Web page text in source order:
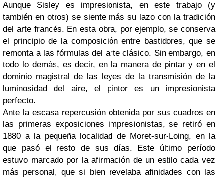
Aunque Sisley es impresionista, en este trabajo (y
también en otros) se siente más su lazo con la tradición
del arte francés. En esta obra, por ejemplo, se conserva
el principio de la composición entre bastidores, que se
remonta a las fórmulas del arte clásico. Sin embargo, en
todo lo demás, es decir, en la manera de pintar y en el
dominio magistral de las leyes de la transmisión de la
luminosidad del aire, el pintor es un impresionista
perfecto.
Ante la escasa repercusión obtenida por sus cuadros en
las primeras exposiciones impresionistas, se retiró en
1880 a la pequeña localidad de Moret-sur-Loing, en la
que pasó el resto de sus días. Este último período
estuvo marcado por la afirmación de un estilo cada vez
más personal, que si bien revelaba afinidades con las